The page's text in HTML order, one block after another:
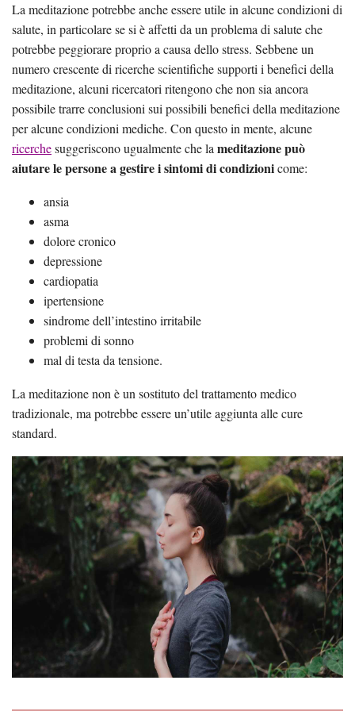
La meditazione potrebbe anche essere utile in alcune condizioni di
salute, in particolare se si è affetti da un problema di salute che
potrebbe peggiorare proprio a causa dello stress. Sebbene un
numero crescente di ricerche scientifiche supporti i benefici della
meditazione, alcuni ricercatori ritengono che non sia ancora
possibile trarre conclusioni sui possibili benefici della meditazione
per alcune condizioni mediche. Con questo in mente, alcune
ricerchesuggeriscono ugualmente che lameditazione può
aiutare le persone a gestire i sintomi di condizionicome:
ansia
asma
dolore cronico
depressione
cardiopatia
ipertensione
sindrome dell’intestino irritabile
problemi di sonno
mal di testa da tensione.
La meditazione non è un sostituto del trattamento medico
tradizionale, ma potrebbe essere un’utile aggiunta alle cure
standard.